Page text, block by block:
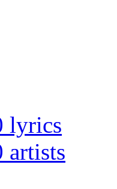
lyrics
artists